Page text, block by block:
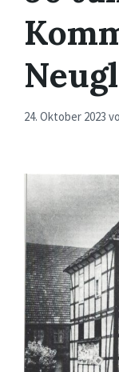
24. Oktober 2023